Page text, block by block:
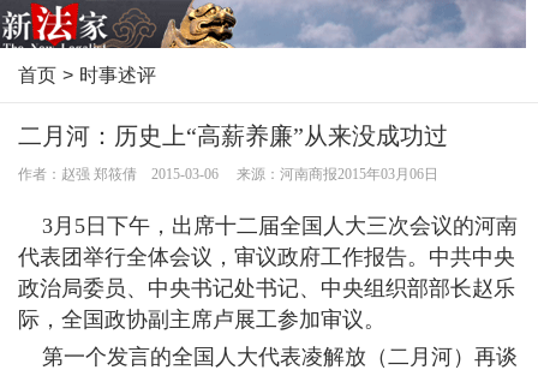
首页 > 时事述评
二月河：历史上“高薪养廉”从来没成功过
作者：赵强 郑筱倩 2015-03-06 来源：河南商报2015年03月06日
3月5日下午，出席十二届全国人大三次会议的河南
代表团举行全体会议，审议政府工作报告。中共中央
政治局委员、中央书记处书记、中央组织部部长赵乐
际，全国政协副主席卢展工参加审议。
第一个发言的全国人大代表凌解放（二月河）再谈